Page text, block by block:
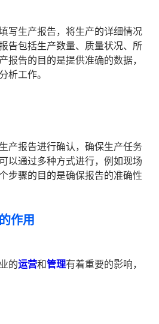
写生产报告，将生产的详细情况
告包括生产数量、质量状况、所
报告的目的是提供准确的数据，
析工作。
产报告进行确认，确保生产任务
以通过多种方式进行，例如现场
步骤的目的是确保报告的准确性
作用
的运营和管理有着重要的影响，